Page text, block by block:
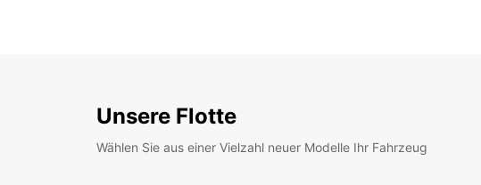
Unsere Flotte
Wählen Sie aus einer Vielzahl neuer Modelle Ihr Fahrzeug